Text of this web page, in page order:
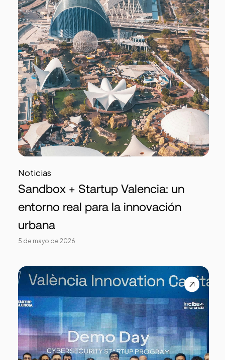
Noticias
Sandbox + Startup Valencia: un
entorno real para la innovación
urbana
5 de mayo de 2026